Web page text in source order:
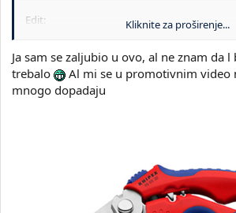
Edit:
Kliknite za proširenje...
Ja sam se zaljubio u ovo, al ne znam da
trebalo
Al mi se u promotivnim video
mnogo dopadaju